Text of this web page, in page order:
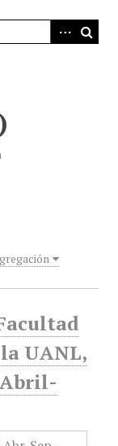
UANL,
Abril-